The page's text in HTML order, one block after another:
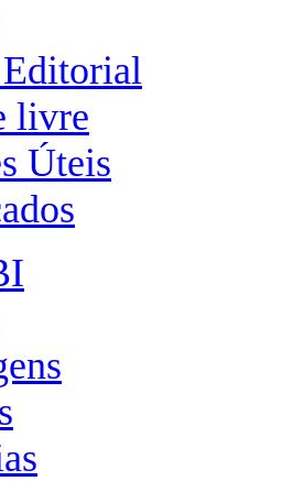
livre
Úteis